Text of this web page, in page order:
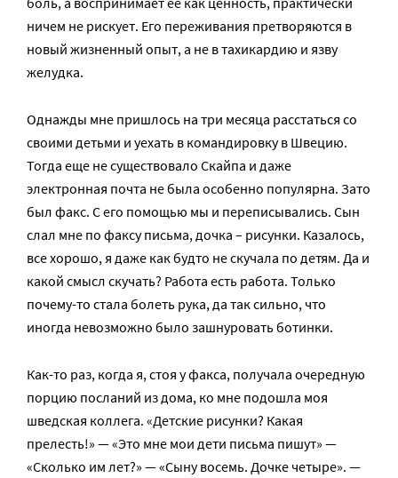
ничем не рискует. Его переживания претворяются в
новый жизненный опыт, а не в тахикардию и язву
желудка.
Однажды мне пришлось на три месяца расстаться со
своими детьми и уехать в командировку в Швецию.
Тогда еще не существовало Скайпа и даже
электронная почта не была особенно популярна. Зато
был факс. С его помощью мы и переписывались. Сын
слал мне по факсу письма, дочка – рисунки. Казалось,
все хорошо, я даже как будто не скучала по детям. Да и
какой смысл скучать? Работа есть работа. Только
почему-то стала болеть рука, да так сильно, что
иногда невозможно было зашнуровать ботинки.
Как-то раз, когда я, стоя у факса, получала очередную
порцию посланий из дома, ко мне подошла моя
шведская коллега. «Детские рисунки? Какая
прелесть!» — «Это мне мои дети письма пишут» —
«Сколько им лет?» — «Сыну восемь. Дочке четыре». —